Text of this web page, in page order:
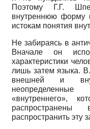
Поэтому Г.Г.
внутреннюю форму
истокам понятия
Не забираясь в
Вначале он
характеристики
лишь затем языка.
внешней и
«внутреннего»,
распространить эту